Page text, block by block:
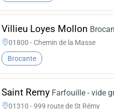
Villieu Loyes Mollon
01800 - Chemin de la Masse
Brocante
Saint Remy Farfouille - vide
01310 - 999 route de St Rémy